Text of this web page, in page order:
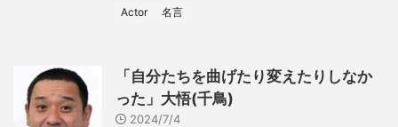
Actor 名言
「自分たちを曲げたり変えたりしなか
った」大悟(千鳥)
2024/7/4